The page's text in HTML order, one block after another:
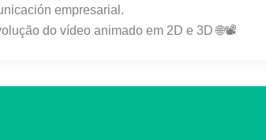
empresarial.
do vídeo animado em 2D e 3D 🌐📽️